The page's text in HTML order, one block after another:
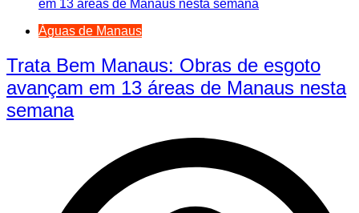
Águas de Manaus
Trata Bem Manaus: Obras de esgoto
avançam em 13 áreas de Manaus nesta
semana